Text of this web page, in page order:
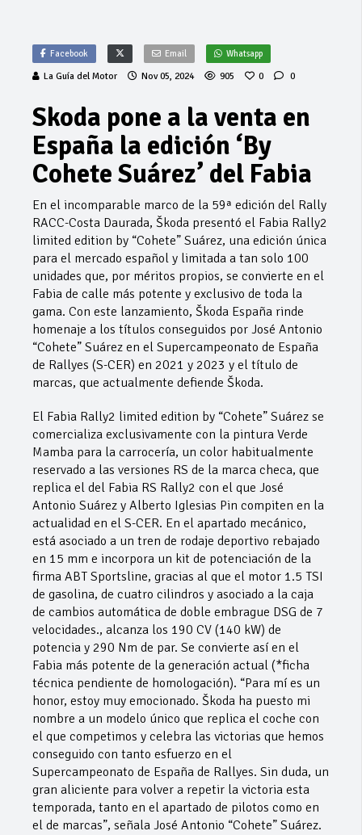
Facebook Email Whatsapp
La Guía del Motor Nov 05, 2024 905 0 0
Skoda pone a la venta en
España la edición ‘By
Cohete Suárez’ del Fabia
En el incomparable marco de la 59ª edición del Rally
RACC-Costa Daurada, Škoda presentó el Fabia Rally2
limited edition by “Cohete” Suárez, una edición única
para el mercado español y limitada a tan solo 100
unidades que, por méritos propios, se convierte en el
Fabia de calle más potente y exclusivo de toda la
gama. Con este lanzamiento, Škoda España rinde
homenaje a los títulos conseguidos por José Antonio
“Cohete” Suárez en el Supercampeonato de España
de Rallyes (S-CER) en 2021 y 2023 y el título de
marcas, que actualmente defiende Škoda.
El Fabia Rally2 limited edition by “Cohete” Suárez se
comercializa exclusivamente con la pintura Verde
Mamba para la carrocería, un color habitualmente
reservado a las versiones RS de la marca checa, que
replica el del Fabia RS Rally2 con el que José
Antonio Suárez y Alberto Iglesias Pin compiten en la
actualidad en el S-CER. En el apartado mecánico,
está asociado a un tren de rodaje deportivo rebajado
en 15 mm e incorpora un kit de potenciación de la
firma ABT Sportsline, gracias al que el motor 1.5 TSI
de gasolina, de cuatro cilindros y asociado a la caja
de cambios automática de doble embrague DSG de 7
velocidades., alcanza los 190 CV (140 kW) de
potencia y 290 Nm de par. Se convierte así en el
Fabia más potente de la generación actual (*ficha
técnica pendiente de homologación). “Para mí es un
honor, estoy muy emocionado. Škoda ha puesto mi
nombre a un modelo único que replica el coche con
el que competimos y celebra las victorias que hemos
conseguido con tanto esfuerzo en el
Supercampeonato de España de Rallyes. Sin duda, un
gran aliciente para volver a repetir la victoria esta
temporada, tanto en el apartado de pilotos como en
el de marcas”, señala José Antonio “Cohete” Suárez.